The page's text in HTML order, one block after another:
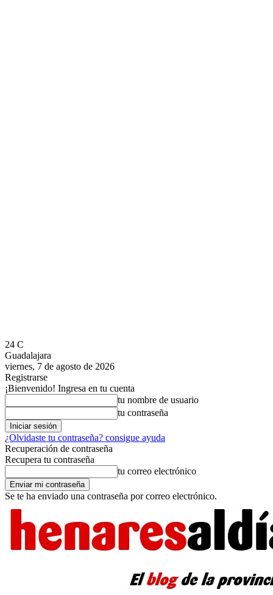
24 C
Guadalajara
viernes, 7 de agosto de 2026
Registrarse
¡Bienvenido! Ingresa en tu cuenta
tu nombre de usuario
tu contraseña
¿Olvidaste tu contraseña? consigue ayuda
Recuperación de contraseña
Recupera tu contraseña
tu correo electrónico
Se te ha enviado una contraseña por correo electrónico.